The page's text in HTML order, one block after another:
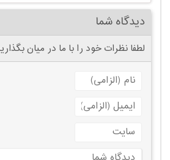
دیدگاه شما
لطفا نظرات خود را با ما در میان